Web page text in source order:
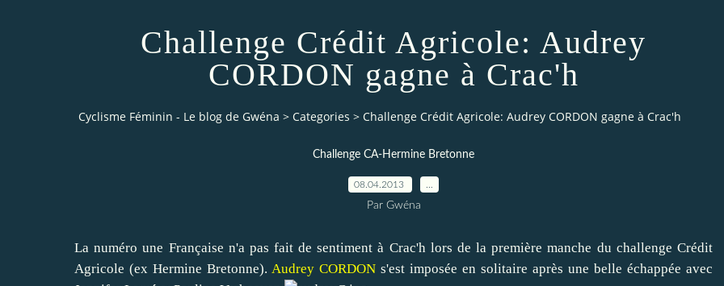
Challenge Crédit Agricole: Audrey
CORDON gagne à Crac'h
Cyclisme Féminin - Le blog de Gwéna > Categories > Challenge Crédit Agricole: Audrey CORDON gagne à Crac'h
Challenge CA-Hermine Bretonne
08.04.2013
Par Gwéna
La numéro une Française n'a pas fait de sentiment à Crac'h lors de la première manche du challenge Crédit
Agricole (ex Hermine Bretonne). Audrey CORDON s'est imposée en solitaire après une belle échappée avec